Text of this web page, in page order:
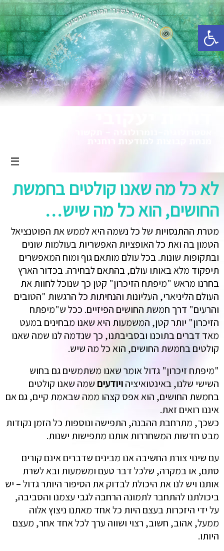
פתח סרגל נגישות
לא כל מה שאנו קולטים בחמשת
החושים, הוא כל מה שיש…
מטרת ההתנסויות של כל נשמה היא לממש את הפוטנציאל
הטמון בה ואת כל האופציות האפשריות בעולמות שונים
ובתקופות שונות. בכל עולם מותאם גוף ומוח המאפשרים
תיפקוד מלא באותו עולם, בהתאם לבחירה. בכדור הארץ
בחרנו מראש "מיפתח הזיכרון" קטן כך שנוכל לחוות את
העולם הליניארי, העליונות והנחיתות כל הרגשות "הטובים
והרעים" דרך חמשת החושים הפיזיים. ככל ש"מיפתח
הזיכרון" יותר קטן, המשמעות היא שאנו מבחינים במעט
מאד דברים בתוכנו ובסביבתנו, כך שנדמה לנו שמה שאנו
קולטים בחמשת החושים, הוא כל מה שיש.
"מיפתח זיכרון" גדול אומר שאנו משתמשים גם בחוש
השישי שלנו, באינטואיציהויודעים שמה שאנו קולטים
בחמשת החושים, הוא אפס קצהו ממה שבאמת קיים, גם אם
איננו רואים זאת.
כשכך, מתרחבת ההבנה, התפישה ונוספות כל הזמן נקודות
מבט חדשות המשחררות אותנו מתפישות ישנות.
עם שינוי צורת החשיבה אנו מבינים שדברים אינם קורים
סתם, או במקרה, שלכל דבר טעם ומשמעות ובא לשרת
אותנו ויש לנו את היכולת לבדוק את הסיפור היותר גדול – יש
ביכולתנו להתחבר לתמונה הרחבה לגבי עצמנו והסביבה,
על ידי היזכרות בעצם היות כל אחד מאתנו ניצוץ אלוה
ממעל, אהוב, חשוב, רצוי ושווה ערך לכל אחד אחר, מעצם
היותו.